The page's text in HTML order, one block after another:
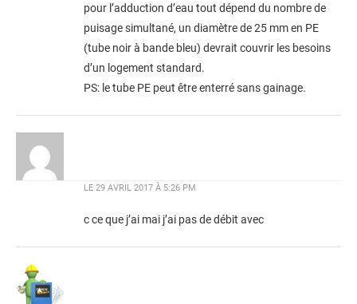
pour l’adduction d’eau tout dépend du nombre de
puisage simultané, un diamètre de 25 mm en PE
(tube noir à bande bleu) devrait couvrir les besoins
d’un logement standard.
PS: le tube PE peut être enterré sans gainage.
LE 29 AVRIL 2017 À 5:26 PM
c ce que j’ai mai j’ai pas de débit avec